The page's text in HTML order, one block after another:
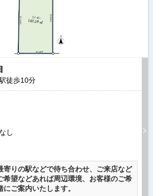
徒歩10分
し
寄りの駅などで待ち合わせ、ご来店など
希望などあれば周辺環境、お客様のご希
ご案内いたします。